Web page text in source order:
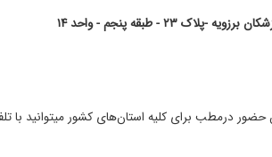
- طبقه پنجم - واحد ۱۴
درمطب برای کلیه استان‌های کشور میتوانید با